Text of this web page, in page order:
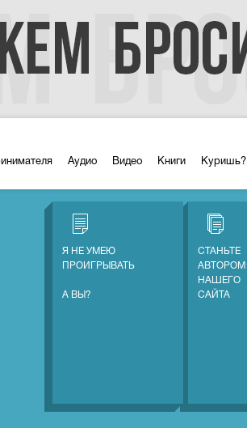
Аудио Видео Книги Куришь?
Я НЕ УМЕЮ
ПРОИГРЫВАТЬ
А ВЫ?
СТАНЬТЕ
АВТОРОМ
НАШЕГО
САЙТА